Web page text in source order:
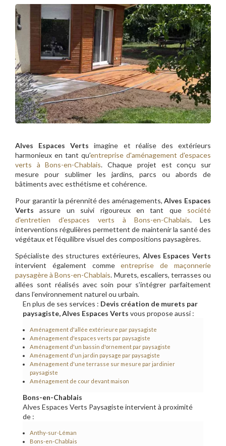
Alves Espaces Verts imagine et réalise des extérieurs
harmonieux en tant qu’entreprise d'aménagement d'espaces
verts à Bons-en-Chablais. Chaque projet est conçu sur
mesure pour sublimer les jardins, parcs ou abords de
bâtiments avec esthétisme et cohérence.
Pour garantir la pérennité des aménagements,Alves Espaces
Verts assure un suivi rigoureux en tant que société
d'entretien d'espaces verts à Bons-en-Chablais. Les
interventions régulières permettent de maintenir la santé des
végétaux et l’équilibre visuel des compositions paysagères.
Spécialiste des structures extérieures, Alves Espaces Verts
intervient également commeentreprise de maçonnerie
paysagère à Bons-en-Chablais. Murets, escaliers, terrasses ou
allées sont réalisés avec soin pour s’intégrer parfaitement
dans l’environnement naturel ou urbain.
En plus de ses services : Devis création de murets par
paysagiste, Alves Espaces Verts vous propose aussi :
Aménagement d'allée extérieure par paysagiste
Aménagement d'espaces verts par paysagiste
Aménagement d'un bassin d'ornement par paysagiste
Aménagement d'un jardin paysage par paysagiste
Aménagement d'une terrasse sur mesure par jardinier
paysagiste
Aménagement de cour devant maison
Bons-en-Chablais
Alves Espaces Verts Paysagiste intervient à proximité
de :
Anthy-sur-Léman
Bons-en-Chablais